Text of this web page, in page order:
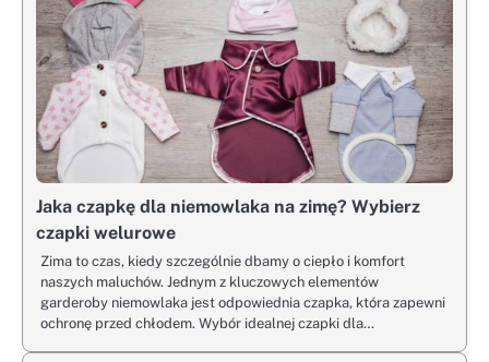
Jaka czapkę dla niemowlaka na zimę? Wybierz
czapki welurowe
Zima to czas, kiedy szczególnie dbamy o ciepło i komfort
naszych maluchów. Jednym z kluczowych elementów
garderoby niemowlaka jest odpowiednia czapka, która zapewni
ochronę przed chłodem. Wybór idealnej czapki dla…